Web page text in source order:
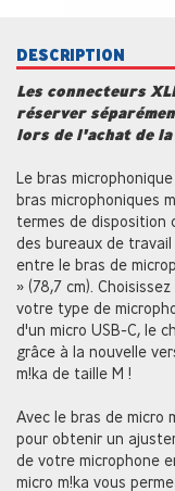
DESCRIPTION
Les connecteurs
réserver
lors de l'achat de
Le bras
bras microphoniques
termes de disposition
des bureaux de
entre le bras de
» (78,7 cm).
votre type de
d'un micro USB-C, le
grâce à la nouvelle
m!ka de taille M !
Avec le bras de micro
pour obtenir un
de votre microphone
micro m!ka vous